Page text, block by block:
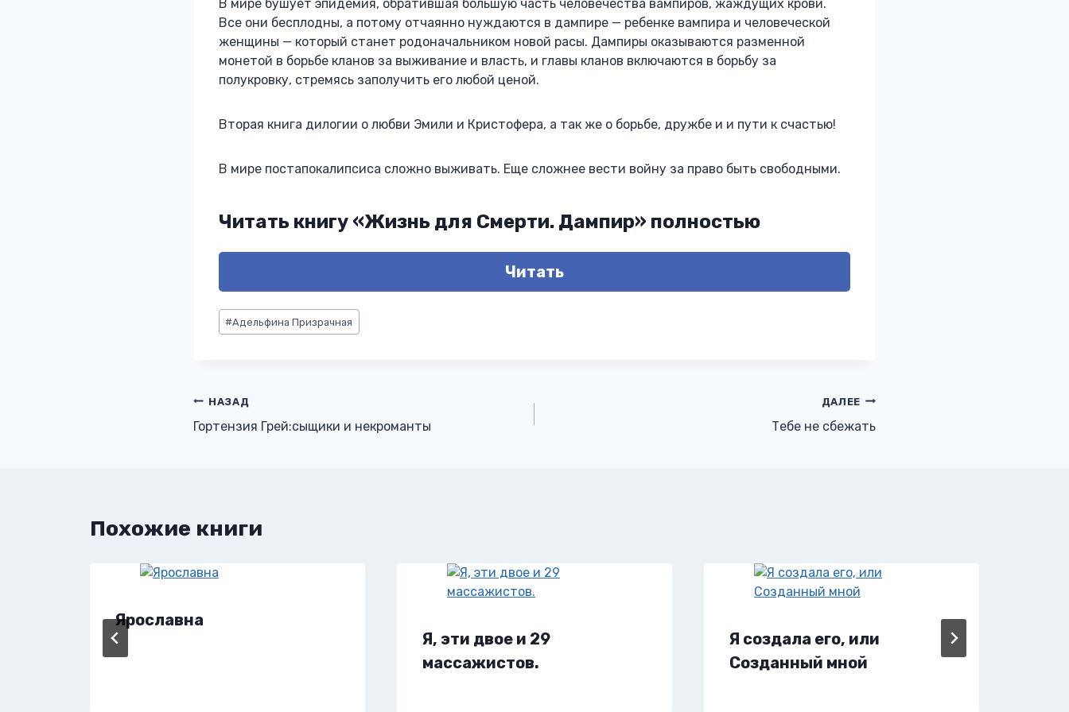
В мире бушует эпидемия, обратившая большую часть человечества вампиров, жаждущих крови.
Все они бесплодны, а потому отчаянно нуждаются в дампире — ребенке вампира и человеческой
женщины — который станет родоначальником новой расы. Дампиры оказываются разменной
монетой в борьбе кланов за выживание и власть, и главы кланов включаются в борьбу за
полукровку, стремясь заполучить его любой ценой.
Вторая книга дилогии о любви Эмили и Кристофера, а так же о борьбе, дружбе и и пути к счастью!
В мире постапокалипсиса сложно выживать. Еще сложнее вести войну за право быть свободными.
Читать книгу «Жизнь для Смерти. Дампир» полностью
Читать
Метки
записи:
#Адельфина Призрачная
Навигация
по
НАЗАД
Гортензия Грей:сыщики и некроманты
ДАЛЕЕ
Тебе не сбежать
Похожие книги
Ярославна
Я, эти двое и 29
массажистов.
Я создала его, или
Созданный мной